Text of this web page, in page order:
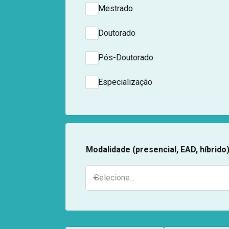
Mestrado
Doutorado
Pós-Doutorado
Especialização
Modalidade (presencial, EAD, híbrido)